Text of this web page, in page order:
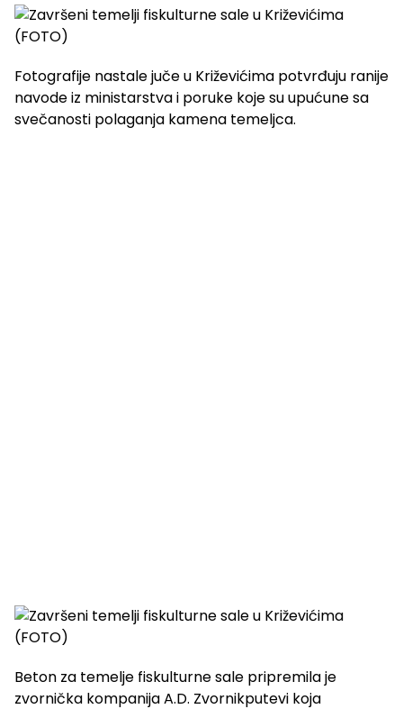
Fotografije nastale juče u Križevićima potvrđuju ranije
navode iz ministarstva i poruke koje su upućune sa
svečanosti polaganja kamena temeljca.
Beton za temelje fiskulturne sale pripremila je
zvornička kompanija A.D. Zvornikputevi koja